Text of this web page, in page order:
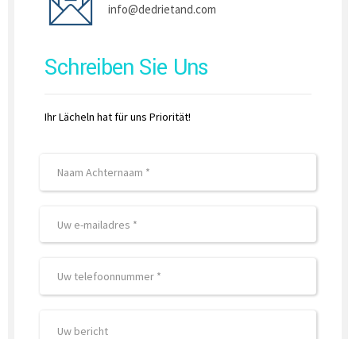
info@dedrietand.com
Schreiben Sie Uns
Ihr Lächeln hat für uns Priorität!